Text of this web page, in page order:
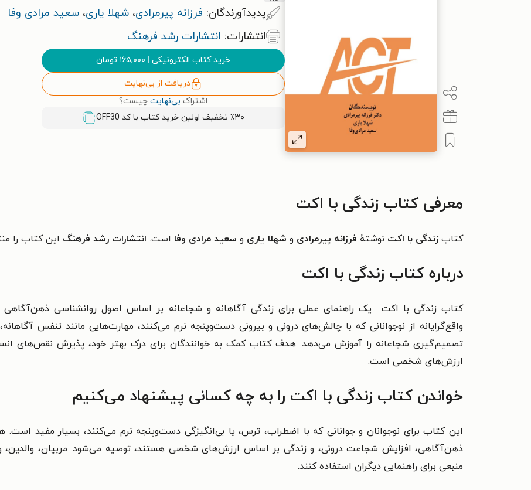
پدیدآورندگان: فرزانه پیرمرادی، شهلا یاری، سعید مرادی وفا
انتشارات: انتشارات رشد فرهنگ
خرید کتاب الکترونیکی ۱۶۵,۰۰۰ تومان
دریافت از بی‌نهایت
اشتراک بی‌نهایت چیست؟
٪۳۰ تخفیف اولین خرید کتاب با کد
OFF30
معرفی کتاب زندگی با اکت
کتاب زندگی با اکت نوشتهٔ فرزانه پیرمرادی و شهلا یاری و سعید مرادی وفا است. انتشارات رشد فرهنگ این کتاب را
درباره کتاب زندگی با اکت
واقع‌گرایانه از نوجوانانی که با چالش‌های درونی و بیرونی دست‌وپنجه نرم می‌کنند، مهارت‌هایی مانند تنفس
تصمیم‌گیری شجاعانه را آموزش می‌دهد. هدف کتاب کمک به خوانندگان برای درک بهتر خود، پذیرش نقص‌های
ارزش‌های شخصی است.
خواندن کتاب زندگی با اکت را به چه کسانی پیشنهاد می‌کنیم
این کتاب برای نوجوانان و جوانانی که با اضطراب، ترس، یا بی‌انگیزگی دست‌وپنجه نرم می‌کنند، بسیار مفید است.
ذهن‌آگاهی، افزایش شجاعت درونی، و زندگی بر اساس ارزش‌های شخصی هستند، توصیه می‌شود. مربیان، والدین، و
منبعی برای راهنمایی دیگران استفاده کنند.